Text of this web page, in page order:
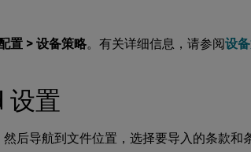
置 > 设备策略。有关详细信息，请参阅设
设置
然后导航到文件位置，选择要导入的条款和